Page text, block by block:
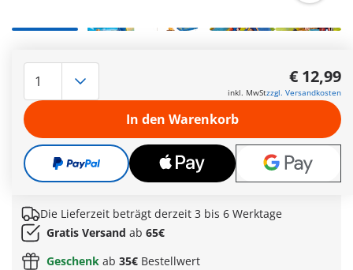
Case geht es ab in die Wildnis zum Campen unter freiem
Himmel. Der Tag kann mit dem Kanu auf dem Fluss verbracht
werden oder mit dem Fische fangen für das Abendessen.
Bevor es ins Bett geht, werden einander spannende
Geschichten am Lagerfeuer erzählt.
Praktisch: Im Trageköfferchen sind alle Figuren und das
Zubehör im Handumdrehen verstaut. Ideal für unterwegs.
Weitere Informationen
Die Lieferzeit beträgt derzeit 3 bis 6 Werktage
Gratis Versand ab 65€
Geschenk ab 35€ Bestellwert
€ 12,99
inkl. MwStzzgl. Versandkosten
In den Warenkorb